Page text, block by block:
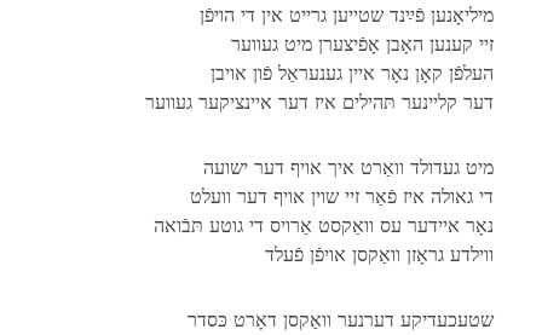
מיליאָנען פֿײַנד שטייען גרייט אין די הויפֿן
זיי קענען האָבן אָפֿיצערן מיט געווער
העלפֿן קאָן נאָר איין גענעראַל פֿון אויבן
דער קליינער תּהילים איז דער איינציקער געווער
מיט געדולד וואַרט איך אויף דער ישועה
די גאולה איז פֿאַר זיי שוין אויף דער וועלט
נאָר איידער עס וואַקסט אַרויס די גוטע תּבֿואה
ווילדע גראָזן וואַקסן אויפֿן פֿעלד
שטעכעדיקע דערנער וואַקסן דאָרט כּסדר